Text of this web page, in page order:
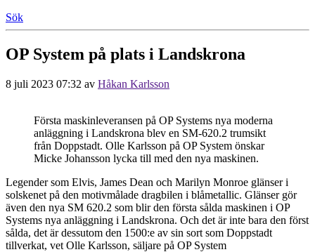
Sök
OP System på plats i Landskrona
8 juli 2023 07:32 av Håkan Karlsson
Första maskinleveransen på OP Systems nya moderna
anläggning i Landskrona blev en SM-620.2 trumsikt
från Doppstadt. Olle Karlsson på OP System önskar
Micke Johansson lycka till med den nya maskinen.
Legender som Elvis, James Dean och Marilyn Monroe glänser i
solskenet på den motivmålade dragbilen i blåmetallic. Glänser gör
även den nya SM 620.2 som blir den första sålda maskinen i OP
Systems nya anläggning i Landskrona. Och det är inte bara den först
sålda, det är dessutom den 1500:e av sin sort som Doppstadt
tillverkat, vet Olle Karlsson, säljare på OP System